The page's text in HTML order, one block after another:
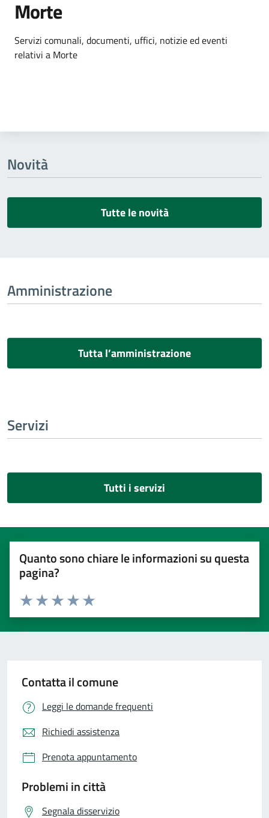
Morte
Dettagli dell'argomento
Servizi comunali, documenti, uffici, notizie ed eventi
relativi a Morte
Novità
Tutte le novità
Amministrazione
Tutta l’amministrazione
Servizi
Tutti i servizi
Quanto sono chiare le informazioni su questa
pagina?
Valuta 5 stelle su 5
Valuta 4 stelle su 5
Valuta 3 stelle su 5
Valuta 2 stelle su 5
Valuta 1 stelle su 5
Contatta il comune
Leggi le domande frequenti
Richiedi assistenza
Prenota appuntamento
Problemi in città
Segnala disservizio